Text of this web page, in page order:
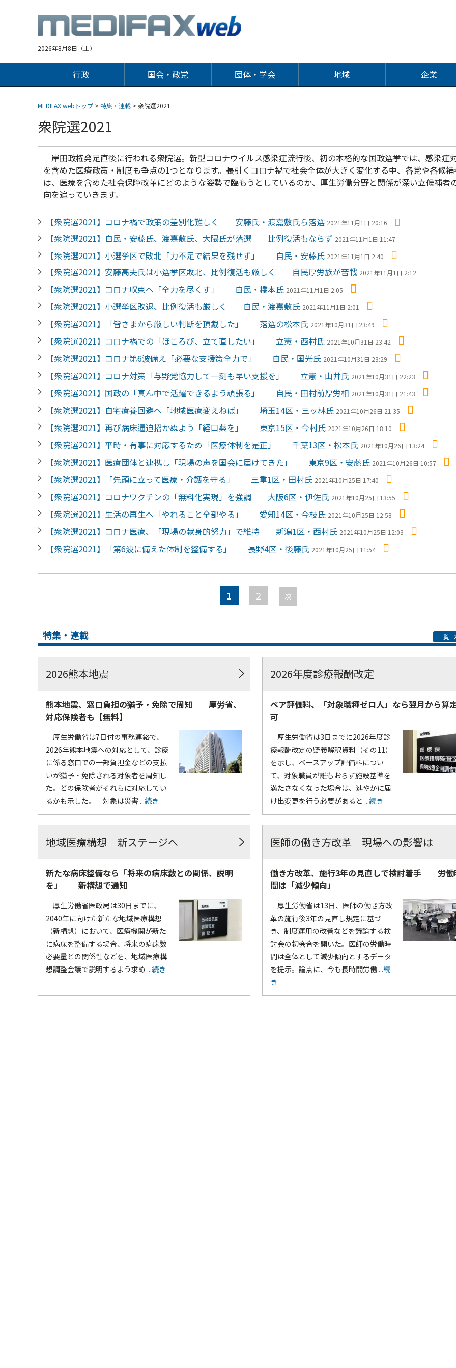
2026年8月8日（土）
行政 国会・政党 団体・学会 地域 企業
MEDIFAX webトップ > 特集・連載 > 衆院選2021
衆院選2021
岸田政権発足直後に行われる衆院選。新型コロナウイルス感染症流行後、初の本格的な国政選挙では、感染症
を含めた医療政策・制度も争点の1つとなります。長引くコロナ禍で社会全体が大きく変化する中、各党や各候
は、医療を含めた社会保障改革にどのような姿勢で臨もうとしているのか、厚生労働分野と関係が深い立候補者
向を追っていきます。
【衆院選2021】コロナ禍で政策の差別化難しく 安藤氏・渡嘉敷氏ら落選 2021年11月1日 20:16
【衆院選2021】自民・安藤氏、渡嘉敷氏、大隈氏が落選 比例復活もならず 2021年11月1日 11:47
【衆院選2021】小選挙区で敗北「力不足で結果を残せず」 自民・安藤氏 2021年11月1日 2:40
【衆院選2021】安藤高夫氏は小選挙区敗北、比例復活も厳しく 自民厚労族が苦戦 2021年11月1日 2:12
【衆院選2021】コロナ収束へ「全力を尽くす」 自民・橋本氏 2021年11月1日 2:05
【衆院選2021】小選挙区敗退、比例復活も厳しく 自民・渡嘉敷氏 2021年11月1日 2:01
【衆院選2021】「皆さまから厳しい判断を頂戴した」 落選の松本氏 2021年10月31日 23:49
【衆院選2021】コロナ禍での「ほころび、立て直したい」 立憲・西村氏 2021年10月31日 23:42
【衆院選2021】コロナ第6波備え「必要な支援策全力で」 自民・国光氏 2021年10月31日 23:29
【衆院選2021】コロナ対策「与野党協力して一刻も早い支援を」 立憲・山井氏 2021年10月31日 22:23
【衆院選2021】国政の「真ん中で活躍できるよう頑張る」 自民・田村前厚労相 2021年10月31日 21:43
【衆院選2021】自宅療養回避へ「地域医療変えねば」 埼玉14区・三ッ林氏 2021年10月26日 21:35
【衆院選2021】再び病床逼迫招かぬよう「経口薬を」 東京15区・今村氏 2021年10月26日 18:10
【衆院選2021】平時・有事に対応するため「医療体制を是正」 千葉13区・松本氏 2021年10月26日 13:24
【衆院選2021】医療団体と連携し「現場の声を国会に届けてきた」 東京9区・安藤氏 2021年10月26日 10:57
【衆院選2021】「先頭に立って医療・介護を守る」 三重1区・田村氏 2021年10月25日 17:40
【衆院選2021】コロナワクチンの「無料化実現」を強調 大阪6区・伊佐氏 2021年10月25日 13:55
【衆院選2021】生活の再生へ「やれること全部やる」 愛知14区・今枝氏 2021年10月25日 12:58
【衆院選2021】コロナ医療、「現場の献身的努力」で維持 新潟1区・西村氏 2021年10月25日 12:03
【衆院選2021】「第6波に備えた体制を整備する」 長野4区・後藤氏 2021年10月25日 11:54
ペ
1 2 次
特集・連載 一覧
2026熊本地震
熊本地震、窓口負担の猶予・免除で周知 厚労省、
対応保険者も【無料】
厚生労働省は7日付の事務連絡で、
2026年熊本地震への対応として、診療
に係る窓口での一部負担金などの支払
いが猶予・免除される対象者を周知し
た。どの保険者がそれらに対応してい
るかも示した。 対象は災害...続き
2026年度診療報酬改定
ベア評価料、「対象職種ゼロ人」なら翌月から算
可
厚生労働省は3日までに2026年度診
療報酬改定の疑義解釈資料（その11）
を示し、ベースアップ評価料につい
て、対象職員が誰もおらず施設基準を
満たさなくなった場合は、速やかに届
け出変更を行う必要があると ...続き
地域医療構想 新ステージへ
新たな病床整備なら「将来の病床数との関係、説明
を」 新構想で通知
厚生労働省医政局は30日までに、
2040年に向けた新たな地域医療構想
（新構想）において、医療機関が新た
に病床を整備する場合、将来の病床数
必要量との関係性などを、地域医療構
想調整会議で説明するよう求め ...続き
医師の働き方改革 現場への影響は
働き方改革、施行3年の見直しで検討着手 労働
間は「減少傾向」
厚生労働省は13日、医師の働き方改
革の施行後3年の見直し規定に基づ
き、制度運用の改善などを議論する検
討会の初会合を開いた。医師の労働時
間は全体として減少傾向とするデータ
を提示。論点に、今も長時間労働...続
き